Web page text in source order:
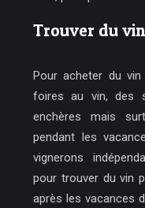
Trouver du
Pour acheter du
foires au vin, des
enchères mais
pendant les
vignerons
pour trouver du vin
après les vacances